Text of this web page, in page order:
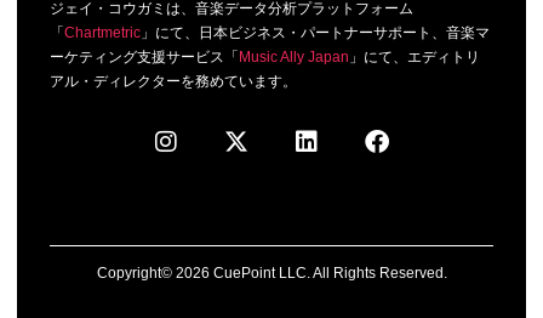
ジェイ・コウガミは、音楽データ分析プラットフォーム
「 Chartmetric」にて、日本ビジネス・パートナーサポート、音楽マ
ーケティング支援サービス「 Music Ally Japan 」にて、エディトリ
アル・ディレクターを務めています。
Copyright© 2026 CuePoint LLC. All Rights Reserved.